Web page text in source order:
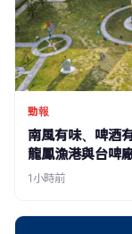
勁報
南風有味、啤
龍鳳漁港與台啤
1小時前